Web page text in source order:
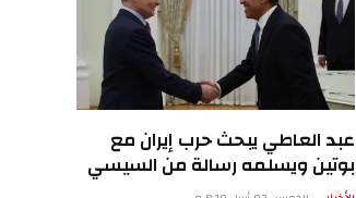
عبد العاطي يبحث حرب إيران مع
بوتين ويسلمه رسالة من السيسي